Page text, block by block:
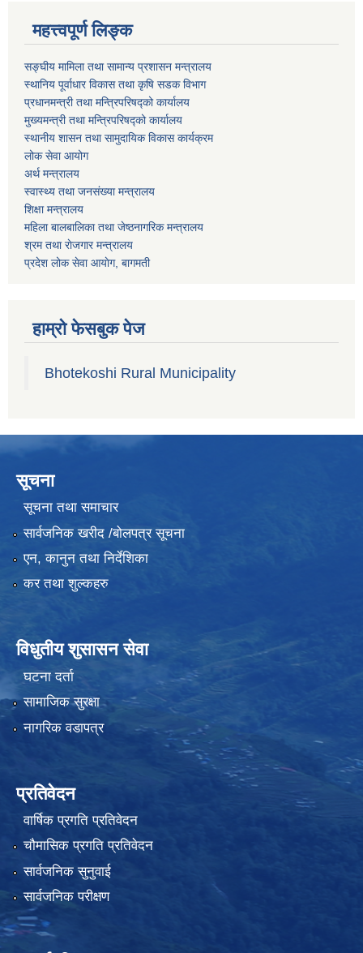
महत्त्वपूर्ण लिङ्क
सङ्घीय मामिला तथा सामान्य प्रशासन मन्त्रालय
स्थानिय पूर्वाधार विकास तथा कृषि सडक विभाग
प्रधानमन्त्री तथा मन्त्रिपरिषद्को कार्यालय
मुख्यमन्त्री तथा मन्त्रिपरिषद्को कार्यालय
स्थानीय शासन तथा सामुदायिक विकास कार्यक्रम
लोक सेवा आयोग
अर्थ मन्त्रालय
स्वास्थ्य तथा जनस‌ंख्या मन्त्रालय
शिक्षा मन्त्रालय
महिला बालबालिका तथा जेष्ठनागरिक मन्त्रालय
श्रम तथा राेजगार मन्त्रालय
प्रदेश लोक सेवा आयाेग, बागमती
हाम्रो फेसबुक पेज
Bhotekoshi Rural Municipality
सूचना
सूचना तथा समाचार
सार्वजनिक खरीद /बोलपत्र सूचना
एन, कानुन तथा निर्देशिका
कर तथा शुल्कहरु
विधुतीय शुसासन सेवा
घटना दर्ता
सामाजिक सुरक्षा
नागरिक वडापत्र
प्रतिवेदन
वार्षिक प्रगति प्रतिवेदन
चौमासिक प्रगति प्रतिवेदन
सार्वजनिक सुनुवाई
सार्वजनिक परीक्षण